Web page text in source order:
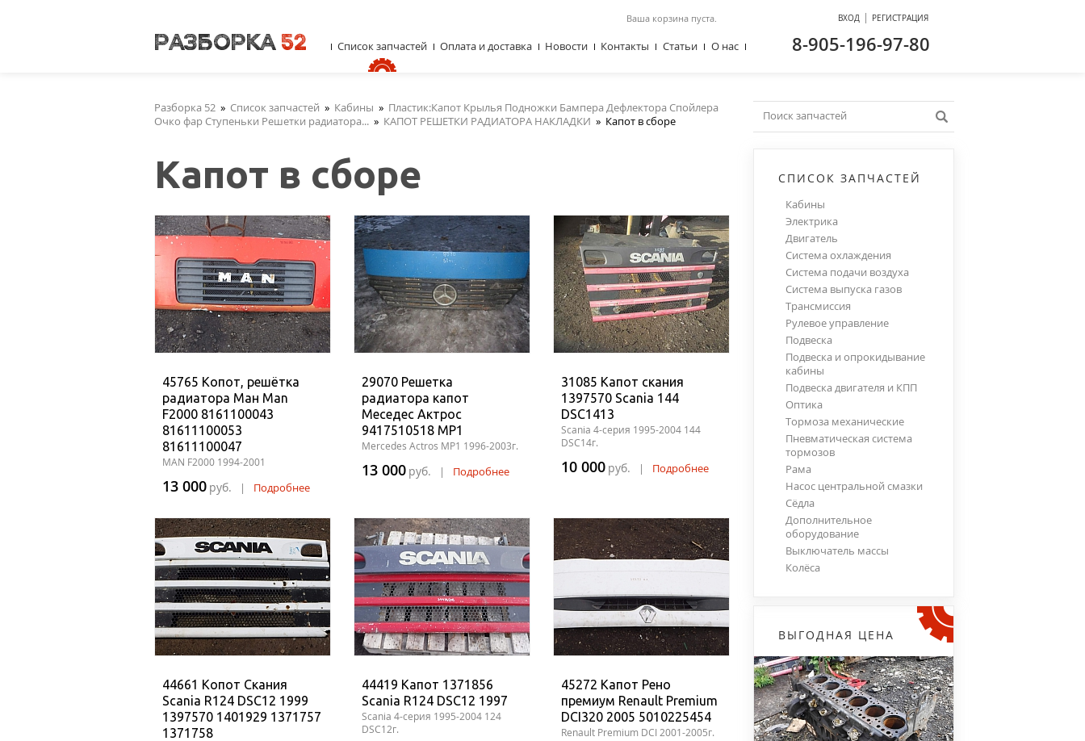
Разборка 52 » Список запчастей » Кабины » Пластик:Капот Крылья Подножки Бампера Дефлектора Спойлера
Очко фар Ступеньки Решетки радиатора... » КАПОТ РЕШЕТКИ РАДИАТОРА НАКЛАДКИ » Капот в сборе
Капот в сборе
45765 Копот, решётка
радиатора Ман Man
F2000 8161100043
81611100053
81611100047
MAN F2000 1994-2001
13 000 руб. | Подробнее
29070 Решетка
радиатора капот
Меседес Актрос
9417510518 MP1
Mercedes Actros MP1 1996-2003г.
13 000 руб. | Подробнее
31085 Капот скания
1397570 Scania 144
DSC1413
Scania 4-серия 1995-2004 144
DSC14г.
10 000 руб. | Подробнее
44661 Копот Скания
Scania R124 DSC12 1999
1397570 1401929 1371757
1371758
44419 Капот 1371856
Scania R124 DSC12 1997
Scania 4-серия 1995-2004 124
DSC12г.
45272 Капот Рено
премиум Renault Premium
DCI320 2005 5010225454
Renault Premium DCI 2001-2005г.
СПИСОК ЗАПЧАСТЕЙ
Кабины
Электрика
Двигатель
Система охлаждения
Система подачи воздуха
Система выпуска газов
Трансмиссия
Рулевое управление
Подвеска
Подвеска и опрокидывание
кабины
Подвеска двигателя и КПП
Оптика
Тормоза механические
Пневматическая система
тормозов
Рама
Насос центральной смазки
Сёдла
Дополнительное
оборудование
Выключатель массы
Колёса
ВЫГОДНАЯ ЦЕНА
Ваша корзина пуста. ВХОД | РЕГИСТРАЦИЯ
8-905-196-97-80
Список запчастей Оплата и доставка Новости Контакты Статьи О нас